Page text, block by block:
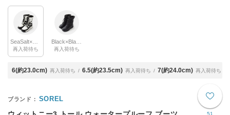
再入荷待ち 再入荷待ち
6(約23.0cm) 再入荷待ち 6.5(約23.5cm) 再入荷待ち 7(約24.0cm) 再入荷待ち
51
SOREL